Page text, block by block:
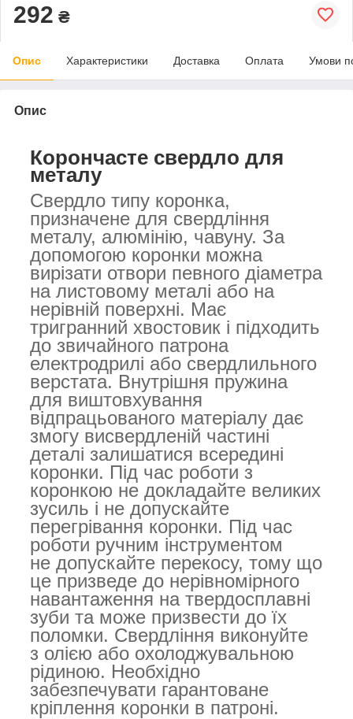
292 ₴
Опис Характеристики Доставка Оплата Умови
Опис
Корончасте свердло для
металу
Свердло типу коронка,
призначене для свердління
металу, алюмінію, чавуну. За
допомогою коронки можна
вирізати отвори певного діаметра
на листовому металі або на
нерівній поверхні. Має
тригранний хвостовик і підходить
до звичайного патрона
електродрилі або свердлильного
верстата. Внутрішня пружина
для виштовхування
відпрацьованого матеріалу дає
змогу висвердленій частині
деталі залишатися всередині
коронки. Під час роботи з
коронкою не докладайте великих
зусиль і не допускайте
перегрівання коронки. Під час
роботи ручним інструментом
не допускайте перекосу, тому що
це призведе до нерівномірного
навантаження на твердосплавні
зуби та може призвести до їх
поломки. Свердління виконуйте
з олією або охолоджувальною
рідиною. Необхідно
забезпечувати гарантоване
кріплення коронки в патроні.